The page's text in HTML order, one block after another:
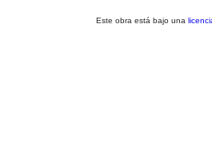
Este obra está bajo una